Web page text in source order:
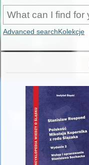
Advanced searchKolekcje